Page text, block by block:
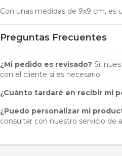
Con unas medidas de 9x9 cm,
Preguntas Frecuentes
¿Mi pedido es revisado? Sí,
con el cliente si es necesario.
¿Cuánto tardaré en recibir mi
¿Puedo personalizar mi
consultar con nuestro servicio de